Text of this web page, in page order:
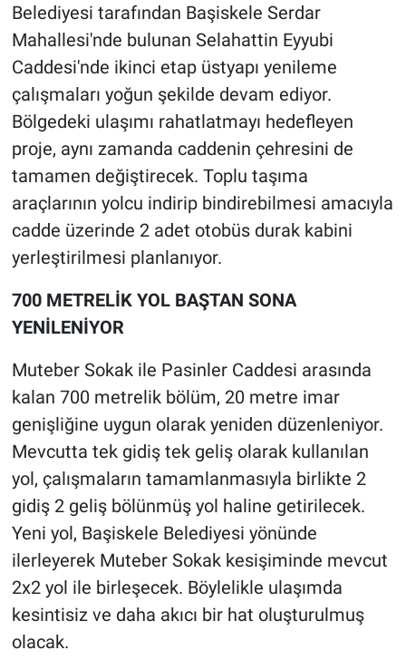
Belediyesi tarafından Başiskele Serdar
Mahallesi'nde bulunan Selahattin Eyyubi
Caddesi'nde ikinci etap üstyapı yenileme
çalışmaları yoğun şekilde devam ediyor.
Bölgedeki ulaşımı rahatlatmayı hedefleyen
proje, aynı zamanda caddenin çehresini de
tamamen değiştirecek. Toplu taşıma
araçlarının yolcu indirip bindirebilmesi amacıyla
cadde üzerinde 2 adet otobüs durak kabini
yerleştirilmesi planlanıyor.
700 METRELİK YOL BAŞTAN SONA
YENİLENİYOR
Muteber Sokak ile Pasinler Caddesi arasında
kalan 700 metrelik bölüm, 20 metre imar
genişliğine uygun olarak yeniden düzenleniyor.
Mevcutta tek gidiş tek geliş olarak kullanılan
yol, çalışmaların tamamlanmasıyla birlikte 2
gidiş 2 geliş bölünmüş yol haline getirilecek.
Yeni yol, Başiskele Belediyesi yönünde
ilerleyerek Muteber Sokak kesişiminde mevcut
2x2 yol ile birleşecek. Böylelikle ulaşımda
kesintisiz ve daha akıcı bir hat oluşturulmuş
olacak.